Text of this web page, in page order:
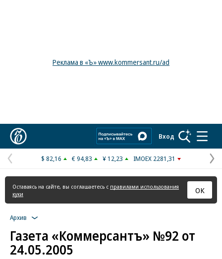
Реклама в «Ъ» www.kommersant.ru/ad
Вход
Предыдущая
страница
$ 82,16 € 94,83 ¥ 12,23 IMOEX 2281,31
Оставаясь на сайте, вы соглашаетесь с правилами использования
куки
ОК
Архив
Газета «Коммерсантъ» №92 от
24.05.2005